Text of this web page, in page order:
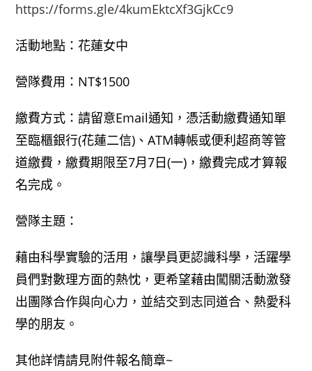
https://forms.gle/4kumEktcXf3GjkCc9
活動地點：花蓮女中
營隊費用：NT$1500
繳費方式：請留意Email通知，憑活動繳費通知單
至臨櫃銀行(花蓮二信)、ATM轉帳或便利超商等管
道繳費，繳費期限至7月7日(一)，繳費完成才算報
名完成。
營隊主題：
藉由科學實驗的活用，讓學員更認識科學，活躍學
員們對數理方面的熱忱，更希望藉由闖關活動激發
出團隊合作與向心力，並結交到志同道合、熱愛科
學的朋友。
其他詳情請見附件報名簡章~